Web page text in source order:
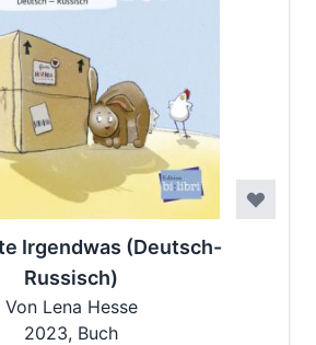
Irgendwas (Deutsch-
Russisch)
Von Lena Hesse
2023, Buch